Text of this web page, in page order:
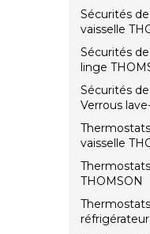
Sécurités
vaisselle
Sécurités
linge
Sécurités
Verrous
vaisselle
THOMSON